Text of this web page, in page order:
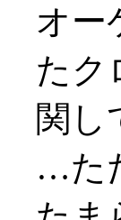
オー
たク
関し
…た